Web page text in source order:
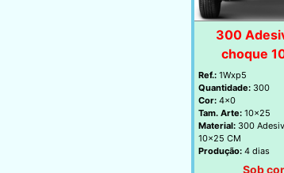
300
choque
Ref.:1Wxp5
Quantidade: 300
Cor: 4x0
Tam. Arte:10x25
Material:300
10x25 CM
Produção:4 dias
Sob